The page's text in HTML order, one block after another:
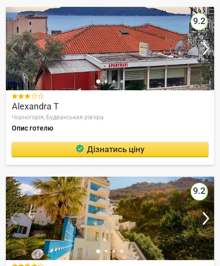
9.2

Alexandra T
Чорногорія, Будванськая рів'єра
Опис готелю
Дізнатись ціну
9.2